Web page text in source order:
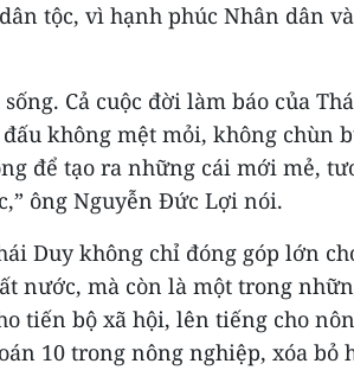
tộc, vì hạnh phúc Nhân dân
Cả cuộc đời làm báo của
không mệt mỏi, không chùn
để tạo ra những cái mới mẻ,
ông Nguyễn Đức Lợi nói.
Duy không chỉ đóng góp lớn
nước, mà còn là một trong
tiến bộ xã hội, lên tiếng cho
10 trong nông nghiệp, xóa bỏ